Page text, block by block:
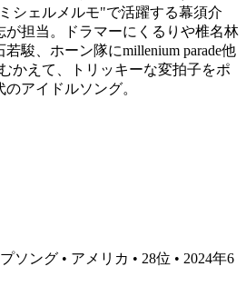
シェルメルモ"で活躍する幕須介
が担当。ドラマーにくるりや椎名林
駿、ホーン隊にmillenium parade他
かえて、トリッキーな変拍子をポ
アイドルソング。
ソング • アメリカ • 28位 • 2024年6